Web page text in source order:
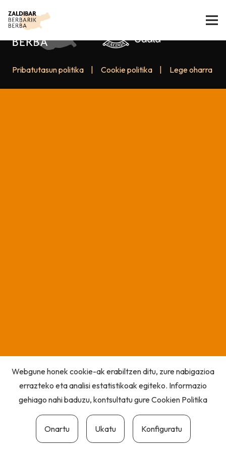
Pribatutasun politika Cookie politika Lege oharra
Webgune honek cookie-ak erabiltzen ditu, zure nabigazioa
errazteko eta analisi estatistikoak egiteko. Informazio
gehiago nahi baduzu, kontsultatu gureCookien Politika
Onartu Ukatu Konfiguratu